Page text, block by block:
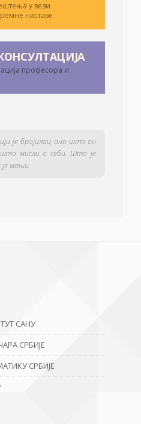
у вези
наставе
професора и
је бројилац оно што он
мисли о себи. Што је
мањи.
САНУ
СРБИЈЕ
СРБИЈЕ